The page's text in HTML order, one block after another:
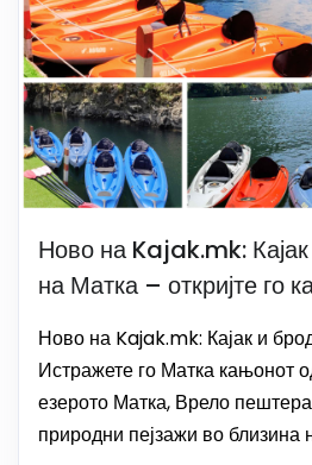
Ново на Kajak.mk:
на Матка – откријте го
Ново на Kajak.mk: Кајак и
Истражете го Матка кањонот
езерото Матка, Врело
природни пејзажи во близина